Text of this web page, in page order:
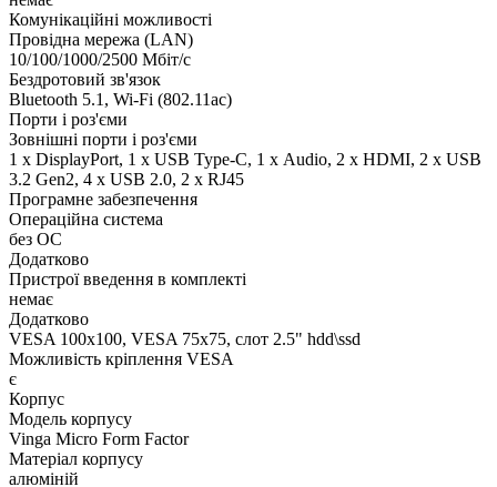
Комунікаційні можливості
Провідна мережа (LAN)
10/100/1000/2500 Мбіт/с
Бездротовий зв'язок
Bluetooth 5.1, Wi-Fi (802.11ac)
Порти і роз'єми
Зовнішні порти і роз'єми
1 x DisplayPort, 1 x USB Type-C, 1 х Audio, 2 x HDMI, 2 x USB
3.2 Gen2, 4 x USB 2.0, 2 x RJ45
Програмне забезпечення
Операційна система
без ОС
Додатково
Пристрої введення в комплекті
немає
Додатково
VESA 100x100, VESA 75x75, слот 2.5" hdd\ssd
Можливість кріплення VESA
є
Корпус
Модель корпусу
Vinga Micro Form Factor
Матеріал корпусу
алюміній